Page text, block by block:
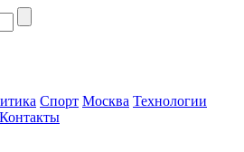
Спорт Москва Технологии
Контакты